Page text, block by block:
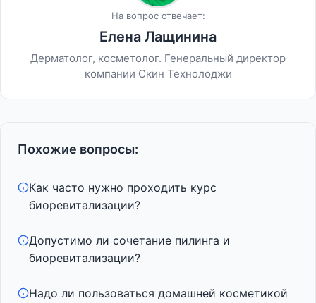
На вопрос отвечает:
Елена Лащинина
Дерматолог, косметолог. Генеральный директор
компании Скин Технолоджи
Похожие вопросы:
Как часто нужно проходить курс
биоревитализации?
Допустимо ли сочетание пилинга и
биоревитализации?
Надо ли пользоваться домашней косметикой